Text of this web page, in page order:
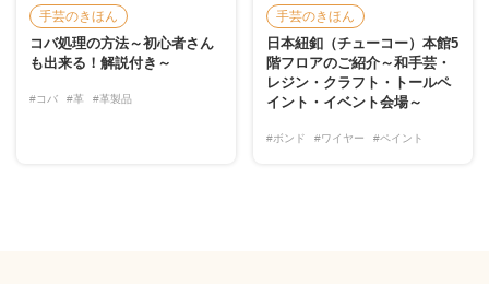
手芸のきほん
コバ処理の方法～初心者さん
も出来る！解説付き～
#コバ #革 #革製品
手芸のきほん
日本紐釦（チューコー）本館5
階フロアのご紹介～和手芸・
レジン・クラフト・トールペ
イント・イベント会場～
#ボンド #ワイヤー #ペイント